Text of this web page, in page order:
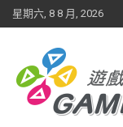
Skip
to
星期六, 8 8 月, 2026